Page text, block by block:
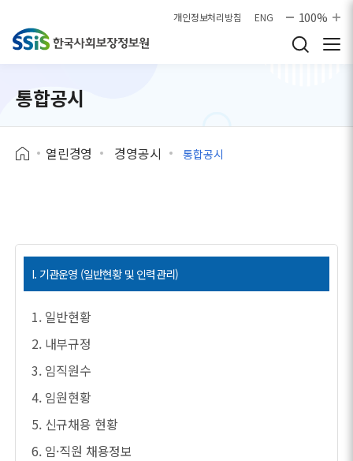
개인정보처리방침 ENG 100%
통합공시
열린경영 경영공시 통합공시
I. 기관운영 (일반현황 및 인력관리)
1. 일반현황
2. 내부규정
3. 임직원수
4. 임원현황
5. 신규채용 현황
6. 임·직원 채용정보